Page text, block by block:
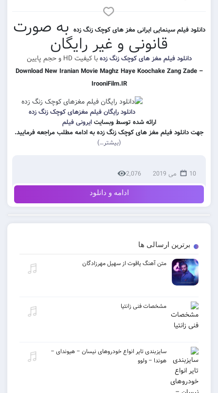
سینمایی ایرانی مغز های کوچک زنگ زدهبه صورت
قانونی و غیر رایگان
فیلم مغز های کوچک زنگ زدهبا کیفیت HD و حجم پایین
Download New Iranian Movie Maghz Haye Koochake
دانلود رایگان فیلم مغزهای کوچک زنگ زده
ارائه شده توسط وبسایتایرونی فیلم
فیلم مغز های کوچک زنگ زده به ادامه مطلب مراجعه فرمایید.
2,076
ارسالی ها
متن آهنگ یاقوت از سهیل مهرزادگان
مشخصات فنی زانتیا
سایزبندی تایر انواع خودروهای نیسان – هیوندای –
هوندا – ولوو